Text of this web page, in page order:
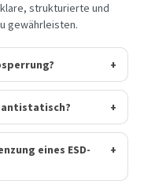
strukturierte und
gewährleisten.
+
+
eines ESD-
+